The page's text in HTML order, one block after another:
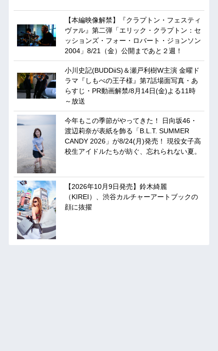
【本編映像解禁】『クラプトン・フェスティ
ヴァル』第二弾「エリック・クラプトン：セ
ッションズ・フォー・ロバート・ジョンソン
2004」8/21（金）公開まであと２週！
小川史記(BUDDiiS)＆瀬戸利樹W主演 金曜ド
ラマ『しもべの王子様』第7話場面写真・あ
らすじ・PR動画解禁/8月14日(金)よる11時
～放送
今年もこの季節がやってきた！ 日向坂46・
渡辺莉奈が表紙を飾る「B.L.T. SUMMER
CANDY 2026」が8/24(月)発売！ 現役女子高
校生アイドルたちが紡ぐ、忘れられない夏。
【2026年10月9日発売】鈴木綺麗
（KIREI）、渋谷カルチャーアートブックの
顔に抜擢